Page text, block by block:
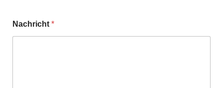
Bremskraftverteilung) und ESP (Elektronisches
Stoff
Nachricht *